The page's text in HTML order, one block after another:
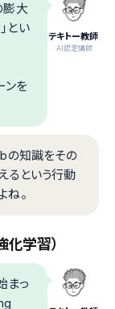
テキトー教師
.AI認定講師
膨大
とい
ンを
の知識をその
るという行動
ね。
化学習）
まっ